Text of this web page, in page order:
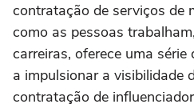
contratação de serviços de
como as pessoas
carreiras, oferece uma
a impulsionar a visibilidade
contratação de